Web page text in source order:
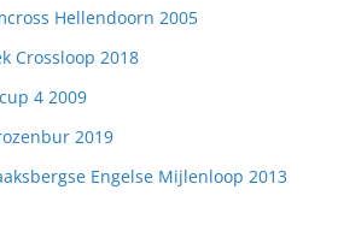
Hellendoorn 2005
Crossloop 2018
4 2009
2019
Engelse Mijlenloop 2013